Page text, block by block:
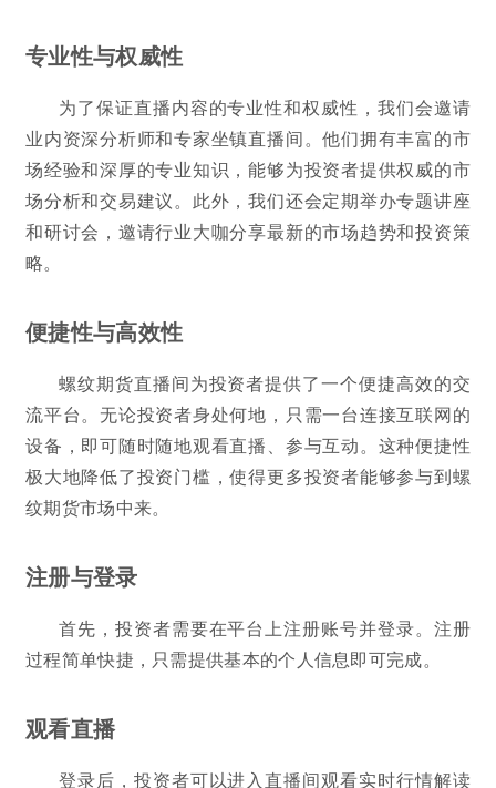
专业性与权威性
为了保证直播内容的专业性和权威性，我们会邀请
业内资深分析师和专家坐镇直播间。他们拥有丰富的市
场经验和深厚的专业知识，能够为投资者提供权威的市
场分析和交易建议。此外，我们还会定期举办专题讲座
和研讨会，邀请行业大咖分享最新的市场趋势和投资策
略。
便捷性与高效性
螺纹期货直播间为投资者提供了一个便捷高效的交
流平台。无论投资者身处何地，只需一台连接互联网的
设备，即可随时随地观看直播、参与互动。这种便捷性
极大地降低了投资门槛，使得更多投资者能够参与到螺
纹期货市场中来。
注册与登录
首先，投资者需要在平台上注册账号并登录。注册
过程简单快捷，只需提供基本的个人信息即可完成。
观看直播
登录后，投资者可以进入直播间观看实时行情解读